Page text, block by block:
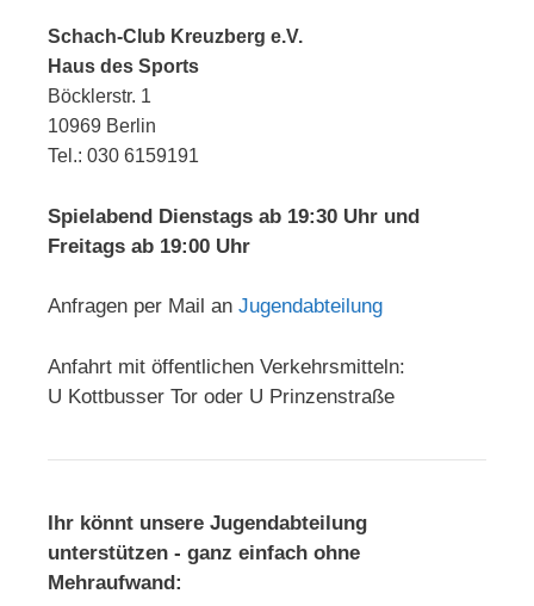
Schach-Club Kreuzberg e.V.
Haus des Sports
Böcklerstr. 1
10969 Berlin
Tel.: 030 6159191
Spielabend Dienstags ab 19:30 Uhr und
Freitags ab 19:00 Uhr
Anfragen per Mail an Jugendabteilung
Anfahrt mit öffentlichen Verkehrsmitteln:
U Kottbusser Tor oder U Prinzenstraße
Ihr könnt unsere Jugendabteilung
unterstützen - ganz einfach ohne
Mehraufwand: